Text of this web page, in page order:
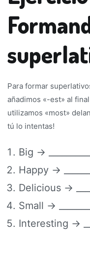
Para formar
añadimos «-est» al
utilizamos «most»
tú lo intentas!
Big →
Happy →
Delicious →
Small →
Interesting →